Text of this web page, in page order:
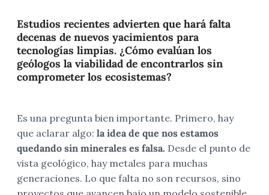
Estudios recientes advierten que hará falta
decenas de nuevos yacimientos para
tecnologías limpias. ¿Cómo evalúan los
geólogos la viabilidad de encontrarlos sin
comprometer los ecosistemas?
Es una pregunta bien importante. Primero, hay
que aclarar algo: la idea de que nos estamos
quedando sin minerales es falsa. Desde el punto de
vista geológico, hay metales para muchas
generaciones. Lo que falta no son recursos, sino